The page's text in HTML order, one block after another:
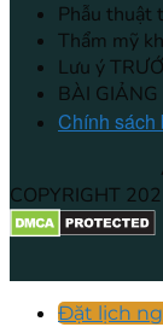
Phẫu thuật
Thẩm mỹ
Lưu ý
BÀI GIẢNG
Chính sách
COPYRIGHT
Đặt lịch